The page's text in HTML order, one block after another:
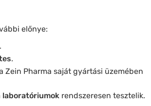
előnye:
.
Zein Pharma saját gyártási üzemében
rendszeresen tesztelik.